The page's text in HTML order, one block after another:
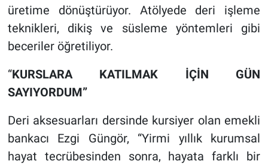
üretime dönüştürüyor. Atölyede deri işleme
teknikleri, dikiş ve süsleme yöntemleri gibi
beceriler öğretiliyor.
“KURSLARA KATILMAK İÇİN GÜN
SAYIYORDUM”
Deri aksesuarları dersinde kursiyer olan emekli
bankacı Ezgi Güngör, “Yirmi yıllık kurumsal
hayat tecrübesinden sonra, hayata farklı bir